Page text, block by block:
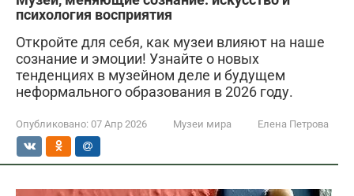
психология восприятия
Откройте для себя, как музеи влияют на наше
сознание и эмоции! Узнайте о новых
тенденциях в музейном деле и будущем
неформального образования в 2026 году.
Опубликовано: 07 Апр 2026 Музеи мира Елена Петрова